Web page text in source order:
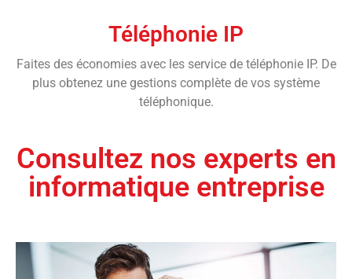
Téléphonie IP
Faites des économies avec les service de téléphonie IP. De
plus obtenez une gestions complète de vos système
téléphonique.
Consultez nos experts en
informatique entreprise